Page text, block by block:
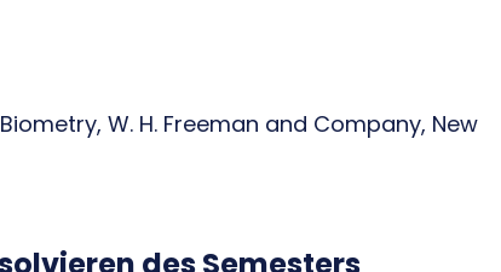
W. H. Freeman and Company, New